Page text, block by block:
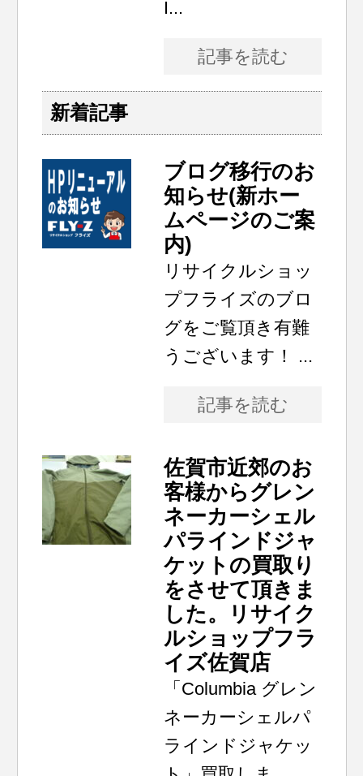
I...
記事を読む
新着記事
ブログ移行のお
知らせ(新ホー
ムページのご案
内)
リサイクルショッ
プフライズのブロ
グをご覧頂き有難
うございます！ ...
記事を読む
佐賀市近郊のお
客様からグレン
ネーカーシェル
パラインドジャ
ケットの買取り
をさせて頂きま
した。リサイク
ルショップフラ
イズ佐賀店
「Columbia グレン
ネーカーシェルパ
ラインドジャケッ